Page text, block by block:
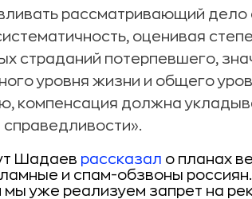
рассматривающий дело
оценивая
страданий потерпевшего,
уровня жизни и общего
компенсация должна
Шадаев рассказал о планах
и спам-обзвоны
мы уже реализуем запрет на